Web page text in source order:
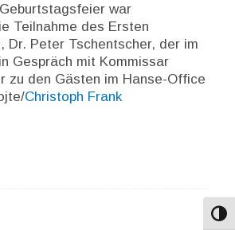
war
Teilnahme des Ersten
Dr. Peter Tschentscher, der im
Gespräch mit Kommissar
zu den Gästen im Hanse-Office
Christoph Frank